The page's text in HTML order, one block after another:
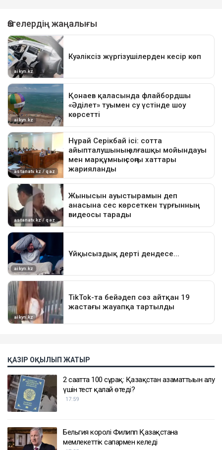
ҚАЗІР ОҚЫЛЫП ЖАТЫР
2 сағатта 100 сұрақ: Қазақстан азаматтығын алу
үшін тест қалай өтеді?
17:59
Бельгия королі Филипп Қазақстанға
мемлекеттік сапармен келеді